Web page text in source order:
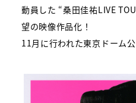
動員した “桑田佳祐LIVE
望の映像作品化！
11月に行われた東京ドーム
されたオリジナル・エディ
て、『第68回NHK紅白歌合